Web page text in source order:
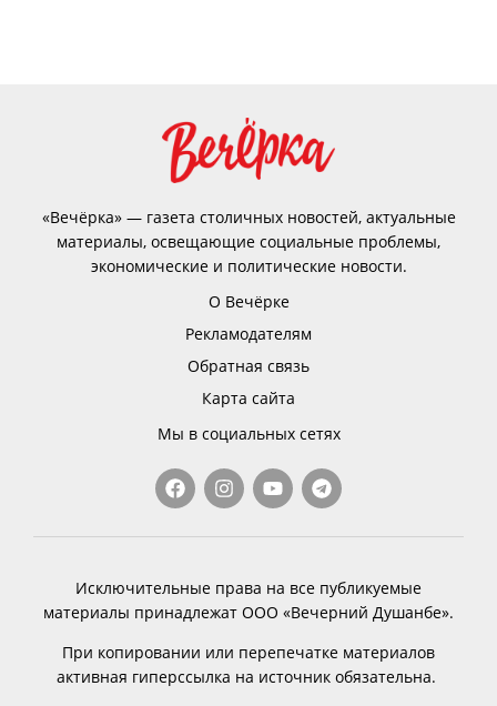
«Вечёрка» — газета столичных новостей, актуальные
материалы, освещающие социальные проблемы,
экономические и политические новости.
О Вечёрке
Рекламодателям
Обратная связь
Карта сайта
Мы в социальных сетях
Исключительные права на все публикуемые
материалы принадлежат ООО «Вечерний Душанбе».
При копировании или перепечатке материалов
активная гиперссылка на источник обязательна.